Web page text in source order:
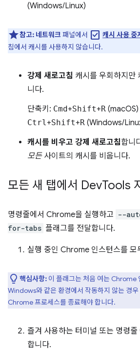
(Windows/Linux)
참고: 네트워크 패널에서 check_box 캐시 사용 중
침에서 캐시를 사용하지 않습니다.
강제 새로고침 캐시를 우회하지만
니다.
단축키: Cmd+Shift+R (macOS)
Ctrl+Shift+R (Windows/
캐시를 비우고 강제 새로고침합니
모든사이트의 캐시를 비웁니다.
모든 새 탭에서 DevTools
명령줄에서 Chrome을 실행하고 --
for-tabs 플래그를 전달합니다.
실행 중인 Chrome 인스턴스를 모
핵심사항: 이 플래그는 처음 여는 Chrome
Windows와 같은 환경에서 작동하지 않는 경
Chrome 프로세스를 종료해야 합니다.
즐겨 사용하는 터미널 또는 명령
합니다.